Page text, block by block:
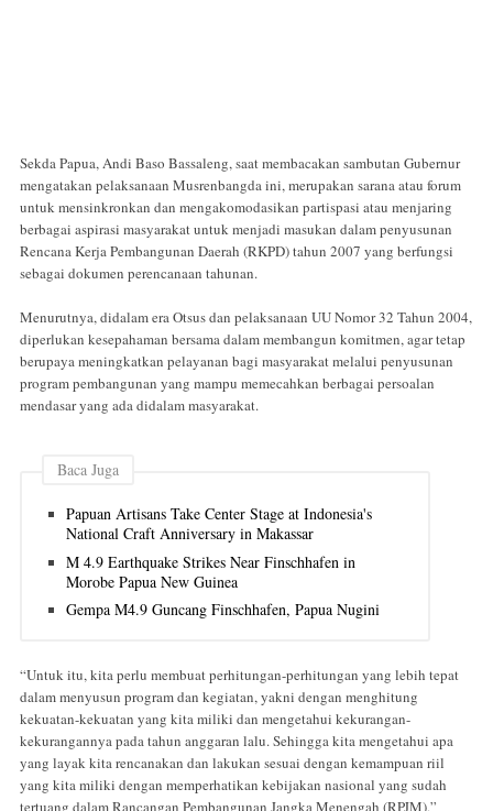
Sekda Papua, Andi Baso Bassaleng, saat membacakan sambutan Gubernur
mengatakan pelaksanaan Musrenbangda ini, merupakan sarana atau forum
untuk mensinkronkan dan mengakomodasikan partispasi atau menjaring
berbagai aspirasi masyarakat untuk menjadi masukan dalam penyusunan
Rencana Kerja Pembangunan Daerah (RKPD) tahun 2007 yang berfungsi
sebagai dokumen perencanaan tahunan.
Menurutnya, didalam era Otsus dan pelaksanaan UU Nomor 32 Tahun 2004,
diperlukan kesepahaman bersama dalam membangun komitmen, agar tetap
berupaya meningkatkan pelayanan bagi masyarakat melalui penyusunan
program pembangunan yang mampu memecahkan berbagai persoalan
mendasar yang ada didalam masyarakat.
Baca Juga
Papuan Artisans Take Center Stage at Indonesia's
National Craft Anniversary in Makassar
M 4.9 Earthquake Strikes Near Finschhafen in
Morobe Papua New Guinea
Gempa M4.9 Guncang Finschhafen, Papua Nugini
“Untuk itu, kita perlu membuat perhitungan-perhitungan yang lebih tepat
dalam menyusun program dan kegiatan, yakni dengan menghitung
kekuatan-kekuatan yang kita miliki dan mengetahui kekurangan-
kekurangannya pada tahun anggaran lalu. Sehingga kita mengetahui apa
yang layak kita rencanakan dan lakukan sesuai dengan kemampuan riil
yang kita miliki dengan memperhatikan kebijakan nasional yang sudah
tertuang dalam Rancangan Pembangunan Jangka Menengah (RPJM),”